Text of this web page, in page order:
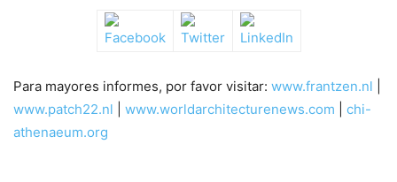
Para mayores informes, por favor visitar: www.frantzen.nl
www.patch22.nl
www.worldarchitecturenews.com
chi-
athenaeum.org